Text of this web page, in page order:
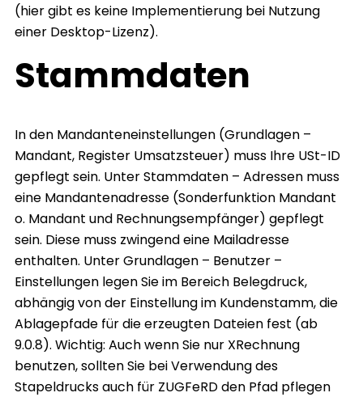
(hier gibt es keine Implementierung bei Nutzung
einer Desktop-Lizenz).
Stammdaten
In den Mandanteneinstellungen (Grundlagen –
Mandant, Register Umsatzsteuer) muss Ihre USt-ID
gepflegt sein. Unter Stammdaten – Adressen muss
eine Mandantenadresse (Sonderfunktion Mandant
o. Mandant und Rechnungsempfänger) gepflegt
sein. Diese muss zwingend eine Mailadresse
enthalten. Unter Grundlagen – Benutzer –
Einstellungen legen Sie im Bereich Belegdruck,
abhängig von der Einstellung im Kundenstamm, die
Ablagepfade für die erzeugten Dateien fest (ab
9.0.8). Wichtig: Auch wenn Sie nur XRechnung
benutzen, sollten Sie bei Verwendung des
Stapeldrucks auch für ZUGFeRD den Pfad pflegen